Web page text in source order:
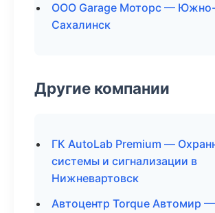
ООО Garage Моторс —
Сахалинск
Другие компании
ГК AutoLab Premium —
системы и сигнализации в
Нижневартовск
Автоцентр Torque Автомир —